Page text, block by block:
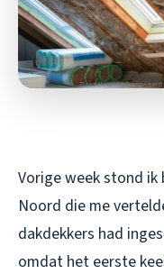
Vorige week stond ik
Noord die me
dakdekkers had
omdat het eerste